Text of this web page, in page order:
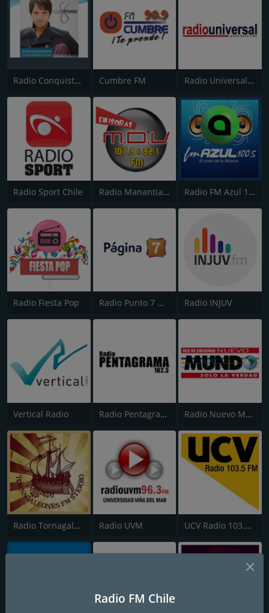
Radio Conquistame Cumbre FM Radio Universal Villarrica
Radio Sport Chile Radio Manantial de Vida Radio FM Azul 100.5
Radio Fiesta Pop Radio Punto 7 Osorno Radio INJUV
Vertical Radio Radio Pentagrama 102.3 Radio Nuevo Mundo
Radio Tornagaleones Radio UVM UCV Radio 103.5 FM
Radio FM Chile